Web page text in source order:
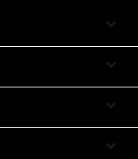



